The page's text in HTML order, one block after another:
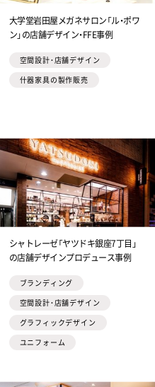
大学堂岩田屋メガネサロン「ル・ポワ
ン」の店舗デザイン・FFE事例
空間設計・店舗デザイン
什器家具の製作販売
シャトレーゼ「ヤツドキ銀座7丁目」
の店舗デザインプロデュース事例
ブランディング
空間設計・店舗デザイン
グラフィックデザイン
ユニフォーム